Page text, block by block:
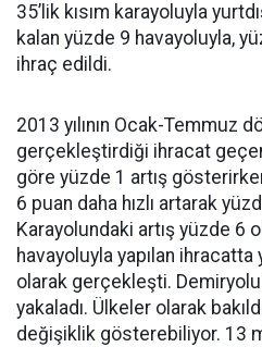
35’lik kısım karayoluyla
kalan yüzde 9 havayoluyla,
ihraç edildi.
2013 yılının Ocak-Temmuz
gerçekleştirdiği ihracat geçen
göre yüzde 1 artış
6 puan daha hızlı artarak
Karayolundaki artış yüzde 6
havayoluyla yapılan ihracatta
olarak gerçekleşti.
yakaladı. Ülkeler olarak
değişiklik gösterebiliyor. 13